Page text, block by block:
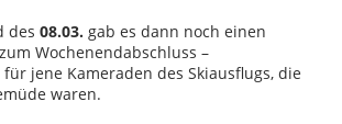
des08.03. gab es dann noch einen
Wochenendabschluss –
jene Kameraden des Skiausflugs, die
waren.